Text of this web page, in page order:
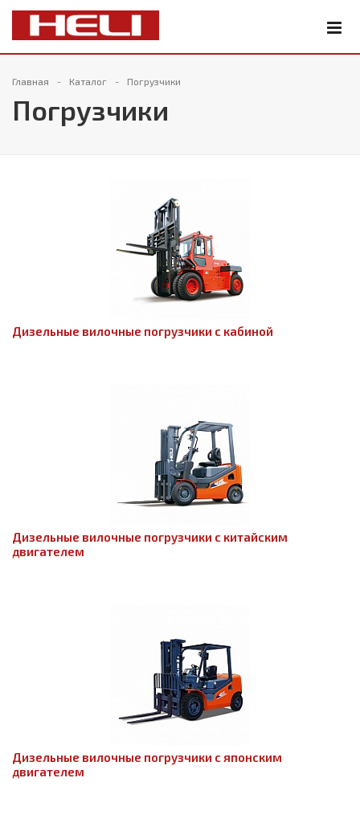
Главная Каталог Погрузчики
Погрузчики
Дизельные вилочные погрузчики с кабиной
Дизельные вилочные погрузчики с китайским
двигателем
Дизельные вилочные погрузчики с японским
двигателем